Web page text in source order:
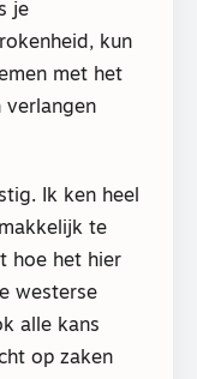
je
kun
met het
verlangen
Ik ken heel
te
hoe het hier
westerse
alle kans
op zaken